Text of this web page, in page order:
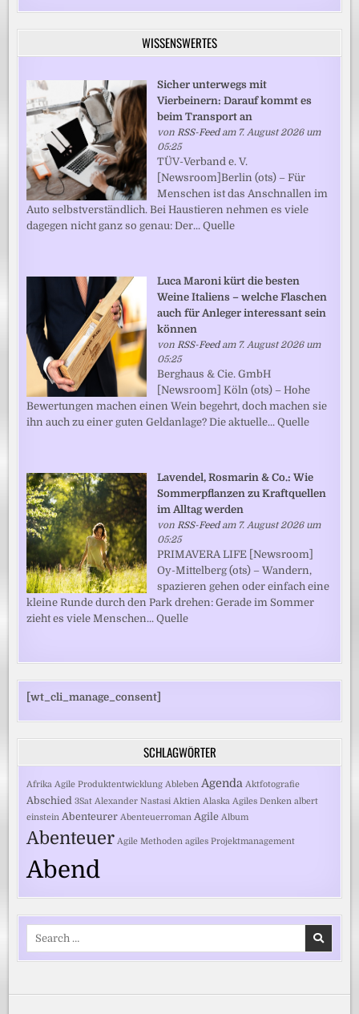
WISSENSWERTES
Sicher unterwegs mit
Vierbeinern: Darauf kommt es
beim Transport an
vonRSS-Feedam 7. August 2026 um
05:25
TÜV-Verband e. V.
[Newsroom]Berlin (ots) – Für
Menschen ist das Anschnallen im
Auto selbstverständlich. Bei Haustieren nehmen es viele
dagegen nicht ganz so genau: Der... Quelle
Luca Maroni kürt die besten
Weine Italiens – welche Flaschen
auch für Anleger interessant sein
können
vonRSS-Feedam 7. August 2026 um
05:25
Berghaus & Cie. GmbH
[Newsroom] Köln (ots) – Hohe
Bewertungen machen einen Wein begehrt, doch machen sie
ihn auch zu einer guten Geldanlage? Die aktuelle... Quelle
Lavendel, Rosmarin & Co.: Wie
Sommerpflanzen zu Kraftquellen
im Alltag werden
vonRSS-Feedam 7. August 2026 um
05:25
PRIMAVERA LIFE [Newsroom]
Oy-Mittelberg (ots) – Wandern,
spazieren gehen oder einfach eine
kleine Runde durch den Park drehen: Gerade im Sommer
zieht es viele Menschen... Quelle
[wt_cli_manage_consent]
SCHLAGWÖRTER
Afrika Agile Produktentwicklung Ableben Agenda Aktfotografie
Abschied 3Sat Alexander Nastasi Aktien Alaska Agiles Denken albert
einstein Abenteurer Abenteuerroman Agile Album
Abenteuer Agile Methoden agiles Projektmanagement
Abend
Search